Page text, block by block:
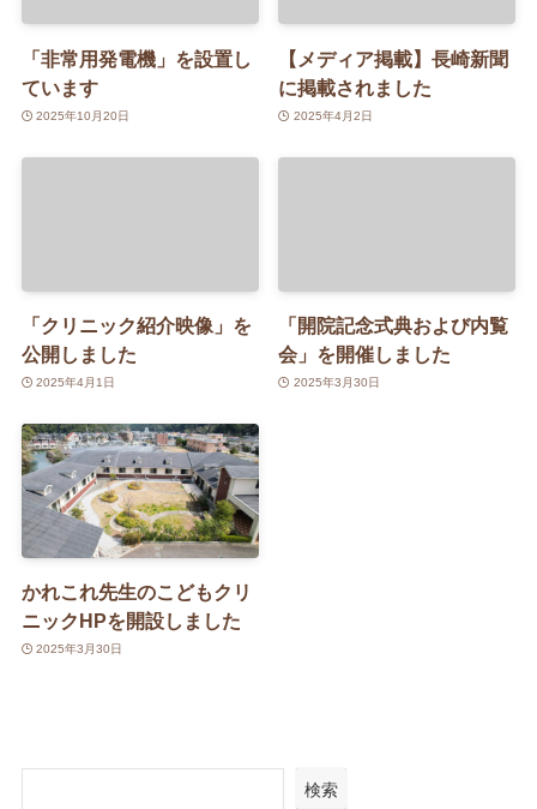
「非常用発電機」を設置し
ています
2025年10月20日
【メディア掲載】長崎新聞
に掲載されました
2025年4月2日
「クリニック紹介映像」を
公開しました
2025年4月1日
「開院記念式典および内覧
会」を開催しました
2025年3月30日
かれこれ先生のこどもクリ
ニックHPを開設しました
2025年3月30日
検索